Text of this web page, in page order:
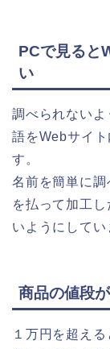
PCで見ると
い
調べられない
語をWebサイ
す。
名前を簡単に
を払って加工
いようにしてい
商品の値段
１万円を超え